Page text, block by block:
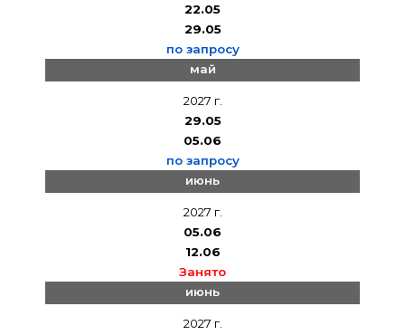
22.05
29.05
по запросу
май
2027 г.
29.05
05.06
по запросу
июнь
2027 г.
05.06
12.06
Занято
июнь
2027 г.